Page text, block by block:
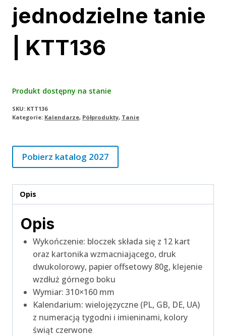
jednodzielne tanie
| KTT136
Produkt dostępny na stanie
SKU: KTT136
Kategorie: Kalendarze, Półprodukty, Tanie
Pobierz katalog 2027
Opis
Opis
Wykończenie: bloczek składa się z 12 kart
oraz kartonika wzmacniającego, druk
dwukolorowy, papier offsetowy 80g, klejenie
wzdłuż górnego boku
Wymiar: 310×160 mm
Kalendarium: wielojęzyczne (PL, GB, DE, UA)
z numeracją tygodni i imieninami, kolory
świąt czerwone